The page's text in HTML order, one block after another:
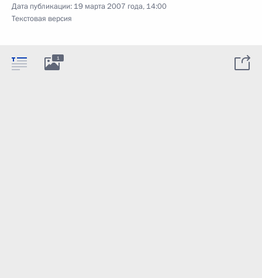
Дата публикации: 19 марта 2007 года, 14:00
Текстовая версия
1